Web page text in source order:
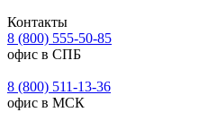
Контакты
8 (800) 555-50-85
офис в СПБ
8 (800) 511-13-36
офис в МСК